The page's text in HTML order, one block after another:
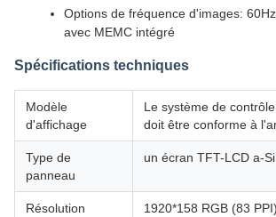
Options de fréquence d'images:
avec MEMC intégré
Spécifications techniques
Modèle
d'affichage
Le système de
doit être conforme à
Type de
panneau
un écran TFT-LCD a-
Résolution 1920*158 RGB (83 PPI)